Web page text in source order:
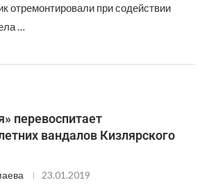
отремонтировали при содействии
…
перевоспитает
вандалов Кизлярского
23.01.2019